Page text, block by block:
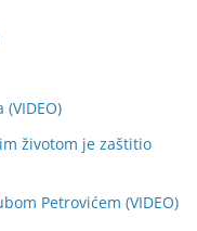
životom je zaštitio
Petrovićem (VIDEO)